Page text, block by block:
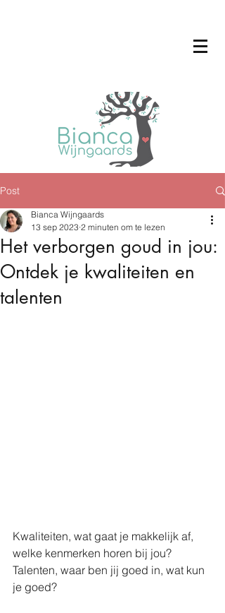
Post
Het verborgen goud in jou:
Ontdek je kwaliteiten en
talenten
Bianca Wijngaards
13 sep 2023 2 minuten om te lezen
Kwaliteiten, wat gaat je makkelijk af,
welke kenmerken horen bij jou?
Talenten, waar ben jij goed in, wat kun
je goed?